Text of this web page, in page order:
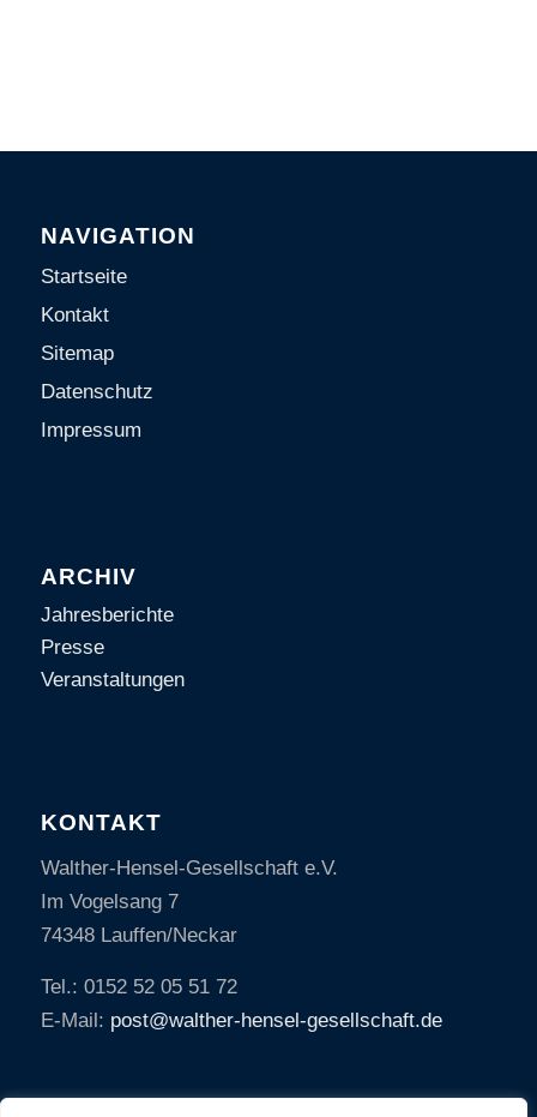
NAVIGATION
Startseite
Kontakt
Sitemap
Datenschutz
Impressum
ARCHIV
Jahresberichte
Presse
Veranstaltungen
KONTAKT
Walther-Hensel-Gesellschaft e.V.
Im Vogelsang 7
74348 Lauffen/Neckar
Tel.: 0152 52 05 51 72
E-Mail: post@walther-hensel-gesellschaft.de